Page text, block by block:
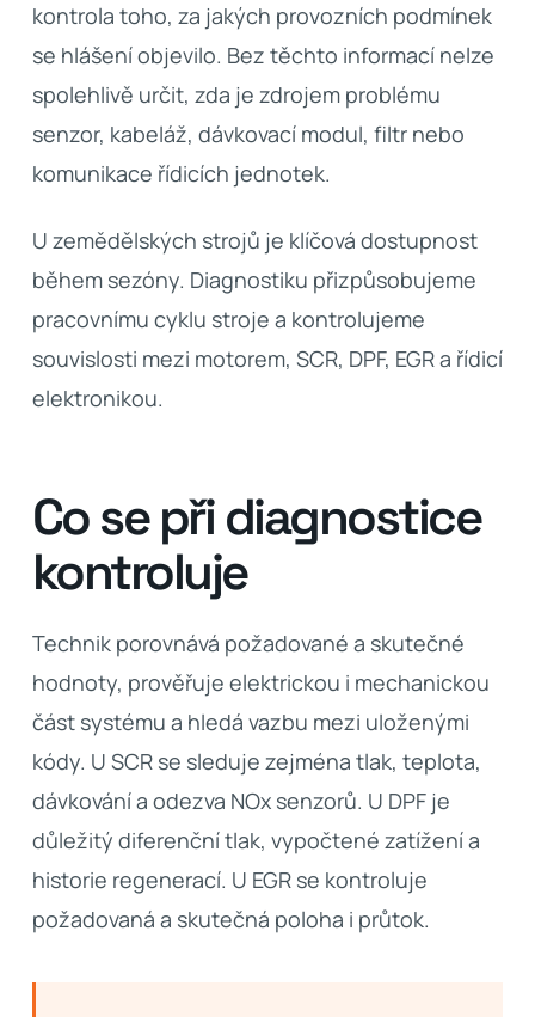
kontrola toho, za jakých provozních podmínek
se hlášení objevilo. Bez těchto informací nelze
spolehlivě určit, zda je zdrojem problému
senzor, kabeláž, dávkovací modul, filtr nebo
komunikace řídicích jednotek.
U zemědělských strojů je klíčová dostupnost
během sezóny. Diagnostiku přizpůsobujeme
pracovnímu cyklu stroje a kontrolujeme
souvislosti mezi motorem, SCR, DPF, EGR a řídicí
elektronikou.
Co se při diagnostice
kontroluje
Technik porovnává požadované a skutečné
hodnoty, prověřuje elektrickou i mechanickou
část systému a hledá vazbu mezi uloženými
kódy. U SCR se sleduje zejména tlak, teplota,
dávkování a odezva NOx senzorů. U DPF je
důležitý diferenční tlak, vypočtené zatížení a
historie regenerací. U EGR se kontroluje
požadovaná a skutečná poloha i průtok.